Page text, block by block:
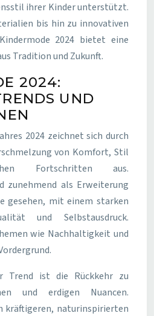
ihrer Kinder unterstützt.
bis hin zu innovativen
2024 bietet eine
Tradition und Zukunft.
2024:
UND
2024 zeichnet sich durch
von Komfort, Stil
Fortschritten aus.
zunehmend als Erweiterung
gesehen, mit einem starken
und Selbstausdruck.
wie Nachhaltigkeit und
Trend ist die Rückkehr zu
und erdigen Nuancen.
kräftigeren, naturinspirierten